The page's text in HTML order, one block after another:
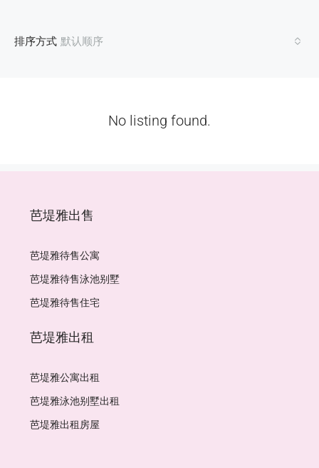
排序方式 默认顺序
No listing found.
芭堤雅出售
芭堤雅待售公寓
芭堤雅待售泳池别墅
芭堤雅待售住宅
芭堤雅出租
芭堤雅公寓出租
芭堤雅泳池别墅出租
芭堤雅出租房屋